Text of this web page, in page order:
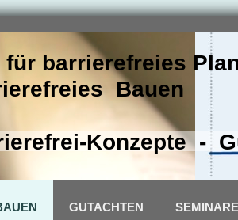
barrierefreies
Bauen
Konzepte -
GUTACHTEN SEMINARE